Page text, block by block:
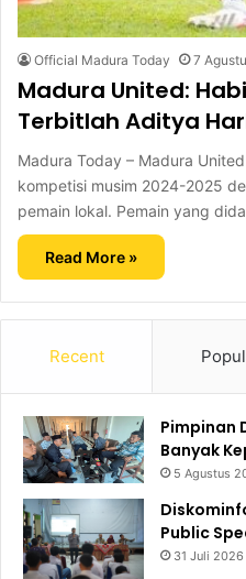
Official Madura Today 7
Madura United:
Terbitlah Aditya
Madura Today – Madura
kompetisi musim 2024-2025
pemain lokal. Pemain yang
Read More »
Recent
Pimpinan
Banyak
5 Agustus
Public
31 Juli 2026